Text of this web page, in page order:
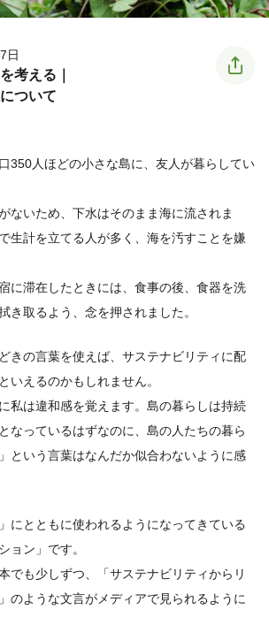
日
考える｜
ついて
350人ほどの小さな島に、友人が暮らしてい
ないため、下水はそのまま海に流されま
生計を立てる人が多く、海を汚すことを嫌
に滞在したときには、食事の後、食器を洗
き取るよう、念を押されました。
きの言葉を使えば、サステナビリティに配
いえるのかもしれません。
私は違和感を覚えます。島の暮らしは持続
なっているはずなのに、島の人たちの暮ら
という言葉はなんだか似合わないように感
にとともに使われるようになってきている
ョン」です。
でも少しずつ、「サステナビリティからリ
のような文言がメディアで見られるように